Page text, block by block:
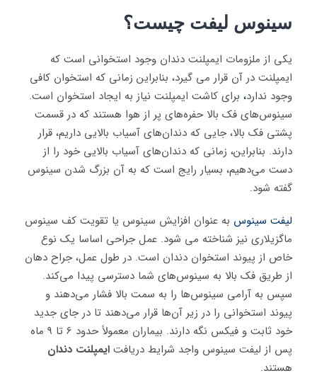
سینوس لیفت چیست؟
یکی از ملزومات ایمپلنت دندان وجود استخوانی است که
ایمپلنت در آن قرار می گیرد، بنابراین زمانی که استخوان کافی
وجود ندارد، برای کاشت ایمپلنت نیاز به ایجاد استخوان است.
سینوس‌های فک بالا حفره‌های پر از هوا هستند که در قسمت
پشتی فک بالا، جایی که دندان‌های آسیاب بالایی داریم، قرار
دارند. بنابراین، زمانی که دندان‌های آسیاب بالایی خود را از
دست می‌دهیم، بسیار رایج است که به آن بزرگ شدن سینوس
گفته شود.
لیفت سینوس به عنوان افزایش سینوس یا تقویت کف سینوس
ماگزیلاری نیز شناخته می شود. عمل جراحی اساسا یک نوع
خاص از پیوند استخوان دندان است. در طول عمل، جراح دهان
از طریق فک بالا به سینوس‌های شما دسترسی پیدا می‌کند.
سپس به آرامی سینوس‌ها را به سمت بالا فشار می‌دهند و
پیوند استخوانی را در زیر آن‌ها قرار می‌دهند تا در جای جدید
خود ثابت و فیکس نگه دارند. بیماران معمولاً حدود 6 تا 9 ماه
پس از لیفت سینوس واجد شرایط دریافت ایمپلنت دندان
هستند.